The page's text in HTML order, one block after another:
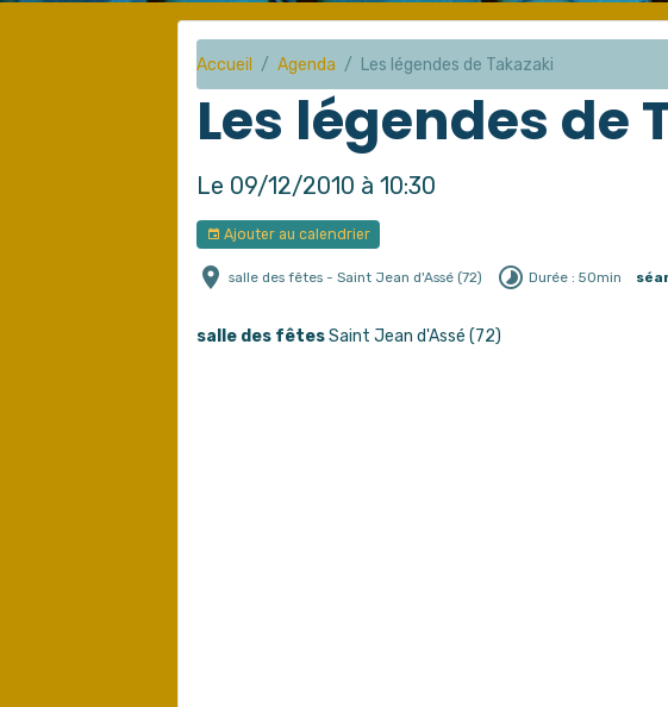
Accueil Agenda Les légendes de Takazaki
Les légendes de
Le 09/12/2010 à 10:30
Ajouter au calendrier
salle des fêtes - Saint Jean d'Assé (72) Durée : 50min
salle des fêtesSaint Jean d'Assé (72)